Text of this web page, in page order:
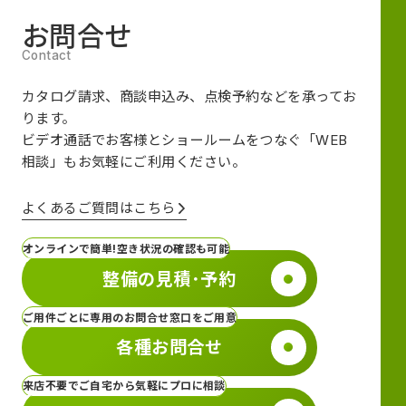
お問合せ
カタログ請求、商談申込み、点検予約などを承ってお
ります。
ビデオ通話でお客様とショールームをつなぐ
「WEB
相談」も お気軽にご利用ください。
よくあるご質問はこちら
オンラインで簡単!空き状況の確認も可能
整備の見積･予約
ご用件ごとに専用のお問合せ窓口をご用意
各種お問合せ
来店不要でご自宅から気軽にプロに相談